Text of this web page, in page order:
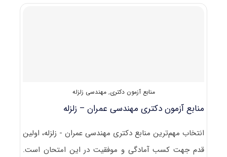
عمران
منابع آزمون دکتری,مهندسی زلزله
منابع آزمون دکتری مهندسی عمران – زلزله
انتخاب مهم‌ترین منابع دکتری مهندسی عمران - زلزله، اولین
قدم جهت کسب آمادگی و موفقیت در این امتحان است.